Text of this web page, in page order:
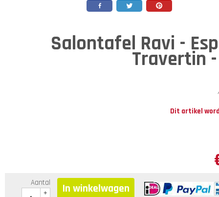
Salontafel Ravi -
Travertin -
Dit artikel
Aantal
+
In winkelwagen